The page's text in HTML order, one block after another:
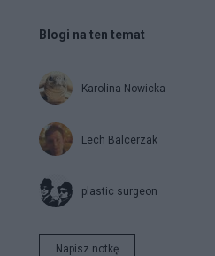
Blogi na ten temat
Karolina Nowicka
Lech Balcerzak
plastic surgeon
Napisz notkę